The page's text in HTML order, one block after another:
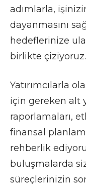
adımlarla,
dayanmasını
hedeflerinize
birlikte çiziyoruz.
Yatırımcılarla
için gereken alt
raporlamaları,
finansal
rehberlik
buluşmalarda
süreçlerinizin